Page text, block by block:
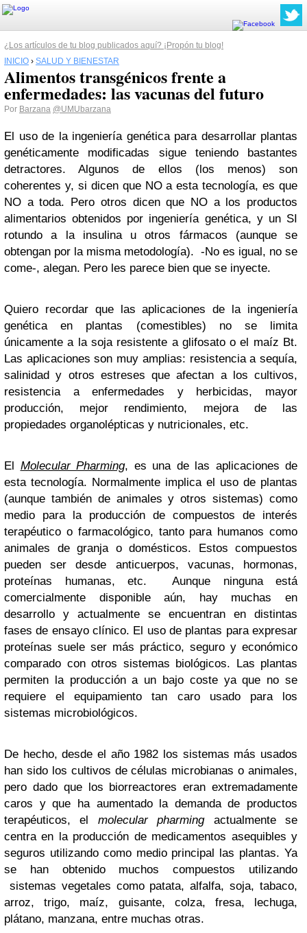
¿Los artículos de tu blog publicados aquí? ¡Propón tu blog!
INICIO › SALUD Y BIENESTAR
Alimentos transgénicos frente a
enfermedades: las vacunas del futuro
Por Barzana @UMUbarzana
El uso de la ingeniería genética para desarrollar plantas
genéticamente modificadas sigue teniendo bastantes
detractores. Algunos de ellos (los menos) son
coherentes y, si dicen que NO a esta tecnología, es que
NO a toda. Pero otros dicen que NO a los productos
alimentarios obtenidos por ingeniería genética, y un SI
rotundo a la insulina u otros fármacos (aunque se
obtengan por la misma metodología). -No es igual, no se
come-, alegan. Pero les parece bien que se inyecte.
Quiero recordar que las aplicaciones de la ingeniería
genética en plantas (comestibles) no se limita
únicamente a la soja resistente a glifosato o el maíz Bt.
Las aplicaciones son muy amplias: resistencia a sequía,
salinidad y otros estreses que afectan a los cultivos,
resistencia a enfermedades y herbicidas, mayor
producción, mejor rendimiento, mejora de las
propiedades organolépticas y nutricionales, etc.
El Molecular Pharming, es una de las aplicaciones de
esta tecnología. Normalmente implica el uso de plantas
(aunque también de animales y otros sistemas) como
medio para la producción de compuestos de interés
terapéutico o farmacológico, tanto para humanos como
animales de granja o domésticos. Estos compuestos
pueden ser desde anticuerpos, vacunas, hormonas,
proteínas humanas, etc. Aunque ninguna está
comercialmente disponible aún, hay muchas en
desarrollo y actualmente se encuentran en distintas
fases de ensayo clínico. El uso de plantas para expresar
proteínas suele ser más práctico, seguro y económico
comparado con otros sistemas biológicos. Las plantas
permiten la producción a un bajo coste ya que no se
requiere el equipamiento tan caro usado para los
sistemas microbiológicos.
De hecho, desde el año 1982 los sistemas más usados
han sido los cultivos de células microbianas o animales,
pero dado que los biorreactores eran extremadamente
caros y que ha aumentado la demanda de productos
terapéuticos, el molecular pharmingactualmente se
centra en la producción de medicamentos asequibles y
seguros utilizando como medio principal las plantas. Ya
se han obtenido muchos compuestos utilizando
sistemas vegetales como patata, alfalfa, soja, tabaco,
arroz, trigo, maíz, guisante, colza, fresa, lechuga,
plátano, manzana, entre muchas otras.